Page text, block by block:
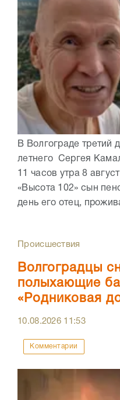
В Волгограде третий
летнего Сергея
11 часов утра 8
«Высота 102» сын
день его отец,
Происшествия
Волгоградцы
полыхающие
«Родниковая
10.08.2026 11:53
Комментарии